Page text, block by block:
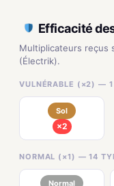
Efficacité
Multiplicateurs reçus
(Électrik).
VULNÉRABLE (×2) — 1
Sol
×2
NORMAL (×1) — 14
Normal